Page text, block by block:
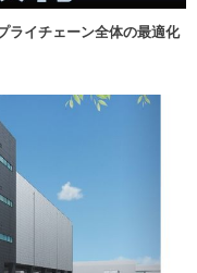
ライチェーン全体の最適化